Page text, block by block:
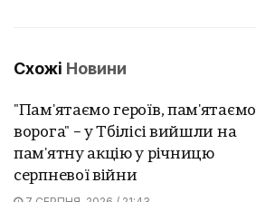
Схожі Новини
"Пам'ятаємо героїв, пам'ятаємо
ворога" – у Тбілісі вийшли на
пам'ятну акцію у річницю
серпневої війни